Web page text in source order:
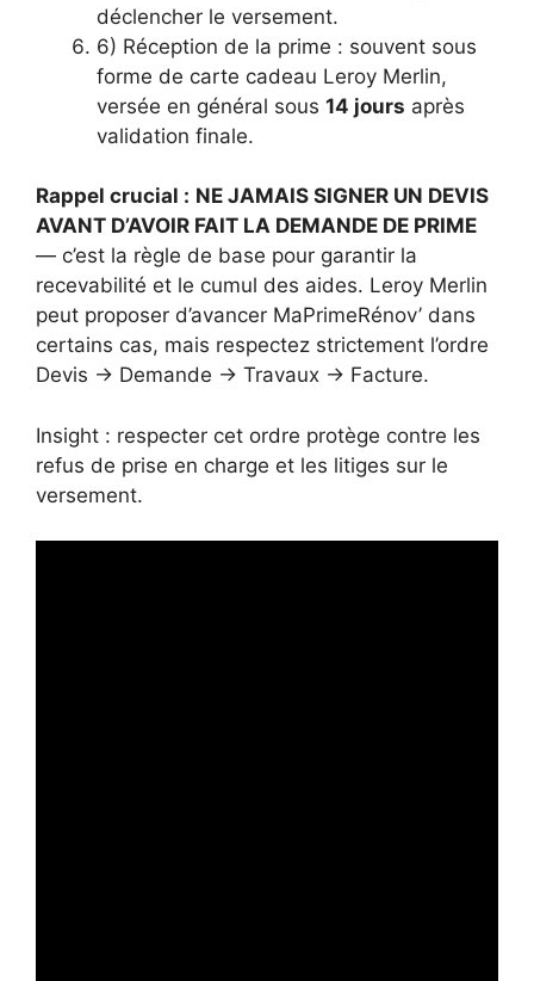
déclencher le versement.
6) Réception de la prime : souvent sous
forme de carte cadeau Leroy Merlin,
versée en général sous 14 jours après
validation finale.
Rappel crucial : NE JAMAIS SIGNER UN DEVIS
AVANT D’AVOIR FAIT LA DEMANDE DE PRIME
— c’est la règle de base pour garantir la
recevabilité et le cumul des aides. Leroy Merlin
peut proposer d’avancer MaPrimeRénov’ dans
certains cas, mais respectez strictement l’ordre
Devis -> Demande -> Travaux -> Facture.
Insight : respecter cet ordre protège contre les
refus de prise en charge et les litiges sur le
versement.